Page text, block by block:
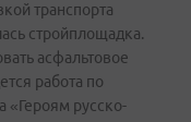
транспорта
стройплощадка.
асфальтовое
работа по
«Героям русско-